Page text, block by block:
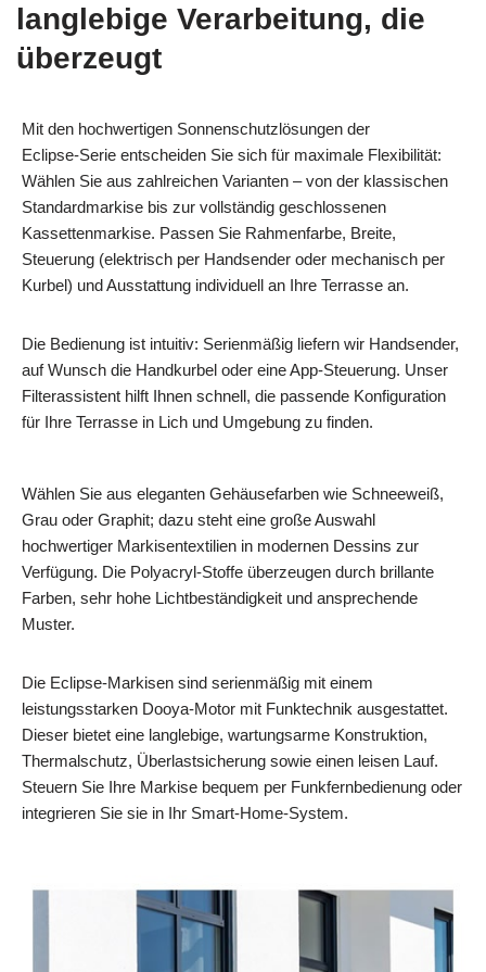
langlebige Verarbeitung, die
überzeugt
Mit den hochwertigen Sonnenschutzlösungen der
Eclipse‑Serie entscheiden Sie sich für maximale Flexibilität:
Wählen Sie aus zahlreichen Varianten – von der klassischen
Standardmarkise bis zur vollständig geschlossenen
Kassettenmarkise. Passen Sie Rahmenfarbe, Breite,
Steuerung (elektrisch per Handsender oder mechanisch per
Kurbel) und Ausstattung individuell an Ihre Terrasse an.
Die Bedienung ist intuitiv: Serienmäßig liefern wir Handsender,
auf Wunsch die Handkurbel oder eine App‑Steuerung. Unser
Filterassistent hilft Ihnen schnell, die passende Konfiguration
für Ihre Terrasse in Lich und Umgebung zu finden.
Wählen Sie aus eleganten Gehäusefarben wie Schneeweiß,
Grau oder Graphit; dazu steht eine große Auswahl
hochwertiger Markisentextilien in modernen Dessins zur
Verfügung. Die Polyacryl‑Stoffe überzeugen durch brillante
Farben, sehr hohe Lichtbeständigkeit und ansprechende
Muster.
Die Eclipse‑Markisen sind serienmäßig mit einem
leistungsstarken Dooya‑Motor mit Funktechnik ausgestattet.
Dieser bietet eine langlebige, wartungsarme Konstruktion,
Thermalschutz, Überlastsicherung sowie einen leisen Lauf.
Steuern Sie Ihre Markise bequem per Funkfernbedienung oder
integrieren Sie sie in Ihr Smart‑Home‑System.